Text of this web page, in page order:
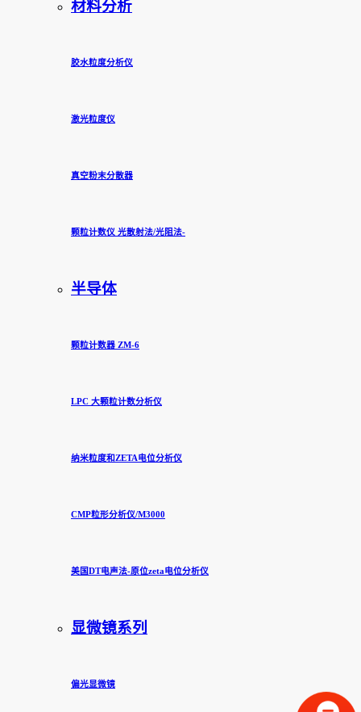
材料分析
胶水粒度分析仪
激光粒度仪
真空粉末分散器
颗粒计数仪 光散射法/光阻法-
半导体
颗粒计数器 ZM-6
LPC 大颗粒计数分析仪
纳米粒度和ZETA电位分析仪
CMP粒形分析仪/M3000
美国DT电声法-原位zeta电位分析仪
显微镜系列
偏光显微镜